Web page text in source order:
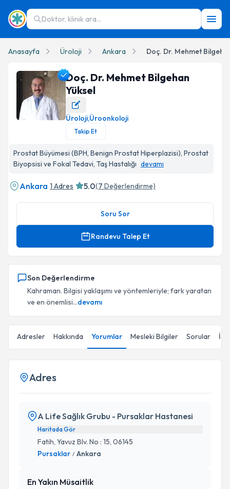
Doktor, klinik ara...
Anasayfa Üroloji Ankara Doç. Dr. Mehmet
Doç. Dr. Mehmet Bilgehan Yüksel Profil Fotoğrafı
Doç. Dr. Mehmet Bilgehan
Yüksel
Üroloji,Üroonkoloji
Takip Et
Prostat Büyümesi (BPH, Benign Prostat Hiperplazisi), Prostat
Biyopsisi ve Fokal Tedavi, Taş Hastalığı devamı
Ankara 1 Adres 5.0(7 Değerlendirme)
Soru Sor
Randevu Talep Et
Son Değerlendirme
Kahraman. Bilgisi yaklaşımı ve yöntemleriyle; fark yaratan
ve en önemlisi...devamı
Adresler Hakkında Yorumlar Mesleki Bilgiler Sorular
Adres
A Life Sağlık Grubu - Pursaklar Hastanesi
Haritada Gör
Fatih, Yavuz Blv. No : 15, 06145
Pursaklar / Ankara
En Yakın Müsaitlik